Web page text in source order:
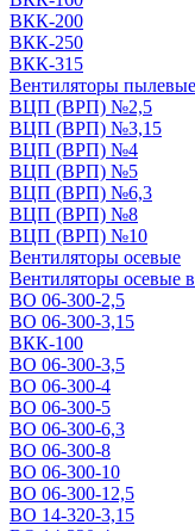
ВКК-200
ВКК-250
ВКК-315
Вентиляторы пылевые
ВЦП (ВРП) №2,5
ВЦП (ВРП) №3,15
ВЦП (ВРП) №4
ВЦП (ВРП) №5
ВЦП (ВРП) №6,3
ВЦП (ВРП) №8
ВЦП (ВРП) №10
Вентиляторы осевые
Вентиляторы
ВО 06-300-2,5
ВО 06-300-3,15
ВКК-100
ВО 06-300-3,5
ВО 06-300-4
ВО 06-300-5
ВО 06-300-6,3
ВО 06-300-8
ВО 06-300-10
ВО 06-300-12,5
ВО 14-320-3,15